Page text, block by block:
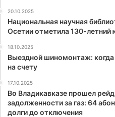
20.10.2025
Национальная научная
Осетии отметила 130-летний
18.10.2025
Выездной шиномонтаж:
на счету
17.10.2025
Во Владикавказе прошел
задолженности за газ: 64
долги до отключения